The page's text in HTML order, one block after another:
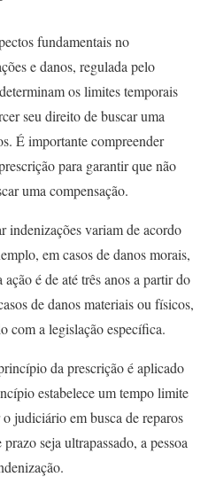
fundamentais no
e danos, regulada pelo
os limites temporais
seu direito de buscar uma
É importante compreender
para garantir que não
uma compensação.
indenizações variam de acordo
em casos de danos morais,
é de até três anos a partir do
de danos materiais ou físicos,
com a legislação específica.
da prescrição é aplicado
estabelece um tempo limite
judiciário em busca de reparos
seja ultrapassado, a pessoa